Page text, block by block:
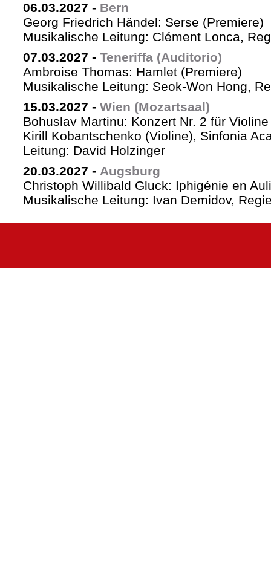
06.03.2027 - Bern
Georg Friedrich Händel: Serse (Premiere)
Musikalische Leitung: Clément Lonca,
07.03.2027 - Teneriffa (Auditorio)
Ambroise Thomas: Hamlet (Premiere)
Musikalische Leitung: Seok-Won Hong,
15.03.2027 - Wien (Mozartsaal)
Bohuslav Martinu: Konzert Nr. 2 für
Kirill Kobantschenko (Violine), Sinfonia
Leitung: David Holzinger
20.03.2027 - Augsburg
Christoph Willibald Gluck: Iphigénie en
Musikalische Leitung: Ivan Demidov,